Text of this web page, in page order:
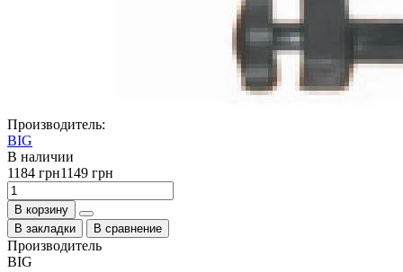
Производитель:
BIG
В наличии
1184 грн1149 грн
В корзину
В закладки
В сравнение
Производитель
BIG